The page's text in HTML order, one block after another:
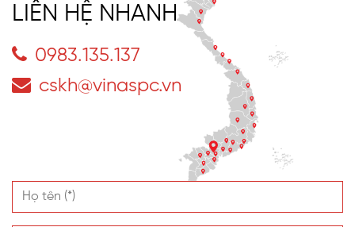
LIÊN HỆ NHANH
0983.135.137
cskh@vinaspc.vn